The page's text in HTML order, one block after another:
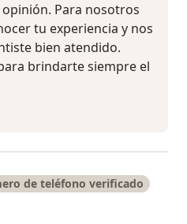
Para nosotros
tu experiencia y nos
bien atendido.
brindarte siempre el
de teléfono verificado